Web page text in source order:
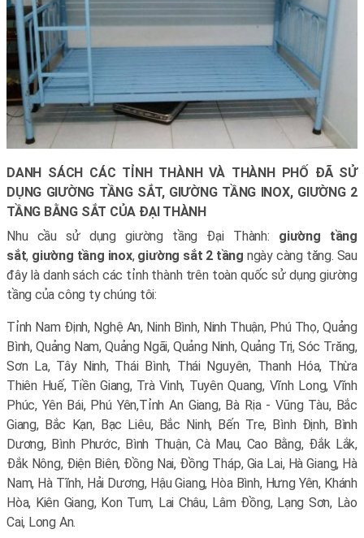
DANH SÁCH CÁC TỈNH THÀNH VÀ THÀNH PHỐ ĐÃ SỬ
DỤNG GIƯỜNG TẦNG SẮT, GIƯỜNG TẦNG INOX, GIƯỜNG 2
TẦNG BẰNG SẮT CỦA ĐẠI THÀNH
Nhu cầu sử dụng giường tầng Đại Thành: giường tầng
sắt, giường tầng inox, giường sắt 2 tầng ngày càng tăng. Sau
đây là danh sách các tỉnh thành trên toàn quốc sử dụng giường
tầng của công ty chúng tôi:
Tỉnh Nam Định, Nghệ An, Ninh Bình, Ninh Thuận, Phú Thọ, Quảng
Bình, Quảng Nam, Quảng Ngãi, Quảng Ninh, Quảng Trị, Sóc Trăng,
Sơn La, Tây Ninh, Thái Bình, Thái Nguyên, Thanh Hóa, Thừa
Thiên Huế, Tiền Giang, Trà Vinh, Tuyên Quang, Vĩnh Long, Vĩnh
Phúc, Yên Bái, Phú Yên,Tỉnh An Giang, Bà Rịa - Vũng Tàu, Bắc
Giang, Bắc Kạn, Bạc Liêu, Bắc Ninh, Bến Tre, Bình Định, Bình
Dương, Bình Phước, Bình Thuận, Cà Mau, Cao Bằng, Đắk Lắk,
Đắk Nông, Điện Biên, Đồng Nai, Đồng Tháp, Gia Lai, Hà Giang, Hà
Nam, Hà Tĩnh, Hải Dương, Hậu Giang, Hòa Bình, Hưng Yên, Khánh
Hòa, Kiên Giang, Kon Tum, Lai Châu, Lâm Đồng, Lạng Sơn, Lào
Cai, Long An.